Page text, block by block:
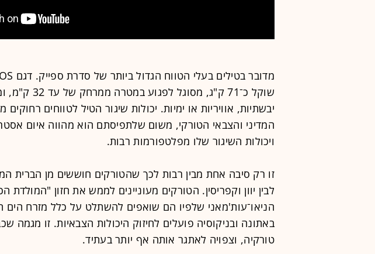
שוקל כ־71 ק"ג,
יבשתיות, אוויריות או ימיות. יכולות שיגור הטיל לטווחים
המדיני והצבאי הטורקי, משום שלתפיסתם הוא מהווה איום
ויכולות השיגור שלו מפלטפורמות רבות.
זו רק סיבה אחת מבין רבות לכך שהטורקים חוששים מן הברית
לבין יוון וקפריסין. הטורקים מעוניינים לממש את חזון "המולדת
הניאו־עות'מאני שלפיו הם שואפים להשתלט על כלל מזרח הים
באתונה ובניקוסיה פועלים לחיזוק היכולות הצבאיות. זו מגמה
טורקיה, וצפויה לאתגר אותה אף יותר בעתיד.